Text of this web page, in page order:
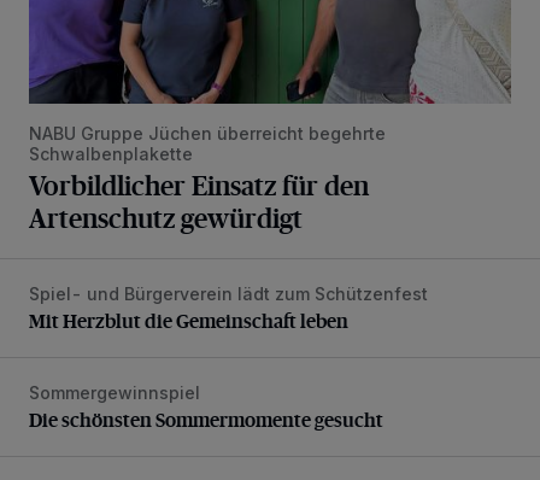
NABU Gruppe Jüchen überreicht begehrte
Schwalbenplakette
Vorbildlicher Einsatz für den
Artenschutz gewürdigt
Mit Herzblut die Gemeinschaft leben
Spiel- und Bürgerverein lädt zum Schützenfest
Mit Herzblut die Gemeinschaft leben
Die schönsten Sommermomente gesucht
Sommergewinnspiel
Die schönsten Sommermomente gesucht